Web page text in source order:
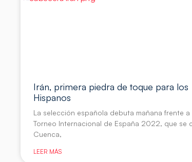
Irán, primera piedra de toque para los
Hispanos
La selección española debuta mañana frente a
Torneo Internacional de España 2022, que se
Cuenca,
LEER MÁS